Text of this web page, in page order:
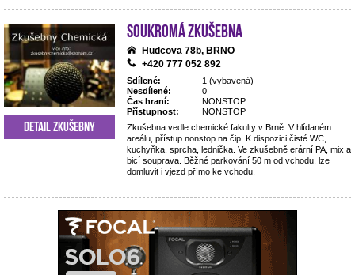
Soukromá zkušebna
Hudcova 78b, BRNO
+420 777 052 892
Sdílené:
1 (vybavená)
Nesdílené:
0
Čas hraní:
NONSTOP
Přístupnost:
NONSTOP
Zkušebna vedle chemické fakulty v Brně. V hlídaném
areálu, přístup nonstop na čip. K dispozici čisté WC,
kuchyňka, sprcha, lednička. Ve zkušebně erární PA, mix a
bicí souprava. Běžné parkování 50 m od vchodu, lze
domluvit i vjezd přímo ke vchodu.
Detail zkušebny